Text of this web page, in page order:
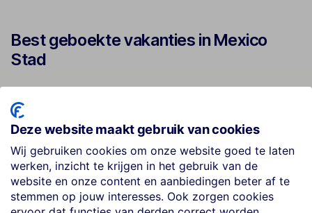
Best geboekte vakanties in Mexico
Stad
★★★
2
Royal Reforma
★★★★
Deze website maakt gebruik van cookies
Wij gebruiken cookies om onze website goed te laten
werken, inzicht te krijgen in het gebruik van de
website en onze content en aanbiedingen beter af te
stemmen op jouw interesses. Ook zorgen cookies